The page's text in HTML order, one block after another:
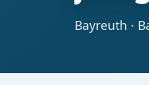
Bayreuth ·